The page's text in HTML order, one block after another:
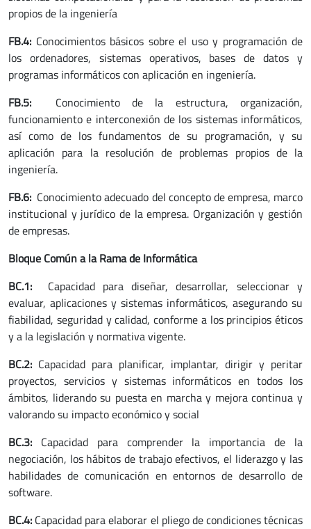
propios de la ingeniería
FB.4: Conocimientos básicos sobre el uso y programación de
los ordenadores, sistemas operativos, bases de datos y
programas informáticos con aplicación en ingeniería.
FB.5:
Conocimiento de la estructura, organización,
funcionamiento e interconexión de los sistemas informáticos,
así como de los fundamentos de su programación, y su
aplicación para la resolución de problemas propios de la
ingeniería.
FB.6: Conocimiento adecuado del concepto de empresa, marco
institucional y jurídico de la empresa. Organización y gestión
de empresas.
Bloque Común a la Rama de Informática
BC.1:
Capacidad para diseñar, desarrollar, seleccionar y
evaluar, aplicaciones y sistemas informáticos, asegurando su
fiabilidad, seguridad y calidad, conforme a los principios éticos
y a la legislación y normativa vigente.
BC.2: Capacidad para planificar, implantar, dirigir y peritar
proyectos, servicios y sistemas informáticos en todos los
ámbitos, liderando su puesta en marcha y mejora continua y
valorando su impacto económico y social
BC.3: Capacidad para comprender la importancia de la
negociación, los hábitos de trabajo efectivos, el liderazgo y las
habilidades de comunicación en entornos de desarrollo de
software.
BC.4: Capacidad para elaborar el pliego de condiciones técnicas